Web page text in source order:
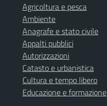
Agricoltura e pesca
Ambiente
Anagrafe e stato civile
Appalti pubblici
Autorizzazioni
Catasto e urbanistica
Cultura e tempo libero
Educazione e formazione